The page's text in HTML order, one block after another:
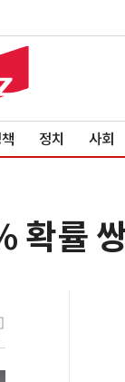
정치 사회
확률